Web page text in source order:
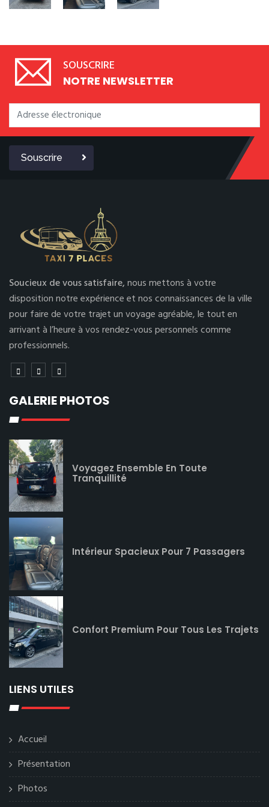
SOUSCRIRE
NOTRE NEWSLETTER
Souscrire
Soucieux de vous satisfaire,nous mettons à votre
disposition notre expérience et nos connaissances de la ville
pour faire de votre trajet un voyage agréable, le tout en
arrivant à l’heure à vos rendez-vous personnels comme
professionnels.
GALERIE PHOTOS
Voyagez Ensemble En Toute
Tranquillité
Intérieur Spacieux Pour 7 Passagers
Confort Premium Pour Tous Les Trajets
LIENS UTILES
Accueil
Présentation
Photos